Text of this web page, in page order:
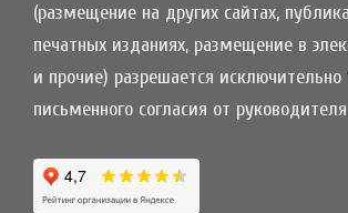
(размещение на других сайтах,
печатных изданиях, размещение в
и прочие) разрешается
письменного согласия от